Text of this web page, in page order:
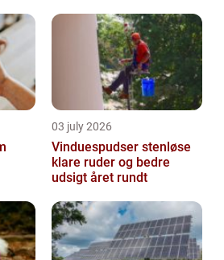
03 july 2026
Vinduespudser stenløse
klare ruder og bedre
udsigt året rundt